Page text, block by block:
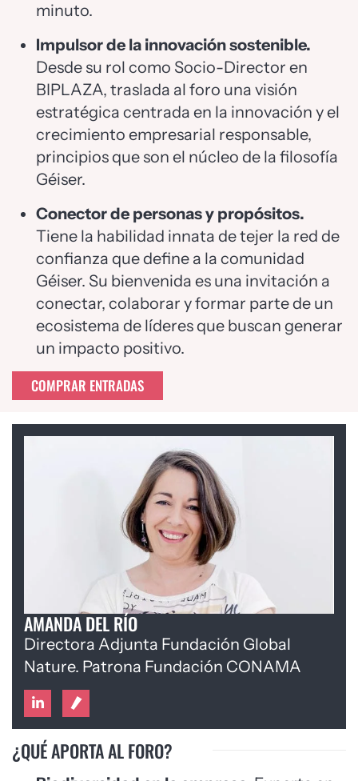
minuto.
Impulsor de la innovación sostenible.
Desde su rol como Socio-Director en
BIPLAZA, traslada al foro una visión
estratégica centrada en la innovación y el
crecimiento empresarial responsable,
principios que son el núcleo de la filosofía
Géiser.
Conector de personas y propósitos.
Tiene la habilidad innata de tejer la red de
confianza que define a la comunidad
Géiser. Su bienvenida es una invitación a
conectar, colaborar y formar parte de un
ecosistema de líderes que buscan generar
un impacto positivo.
COMPRAR ENTRADAS
AMANDA DEL RÍO
Directora Adjunta Fundación Global
Nature. Patrona Fundación CONAMA
¿QUÉ APORTA AL FORO?